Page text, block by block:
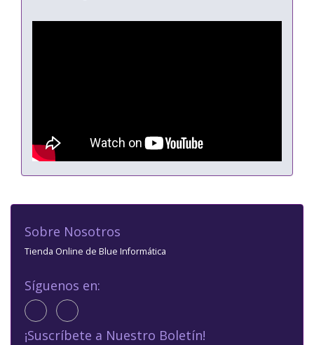
Sobre Nosotros
Tienda Online de Blue Informática
Síguenos en:
¡Suscríbete a Nuestro Boletín!